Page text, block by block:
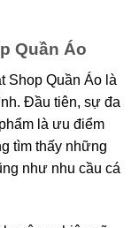
Quần Áo
Shop Quần Áo là
Đầu tiên, sự đa
là ưu điểm
tìm thấy những
như nhu cầu cá